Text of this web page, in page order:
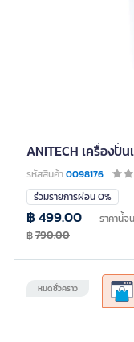
ANITECH เครื่องปั่
รหัสสินค้า0098176
ร่วมรายการผ่อน 0%
หมดชั่วคราว
฿ 499.00 ราคานี้
฿790.00